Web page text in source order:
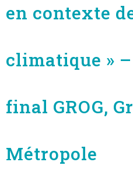
en contexte
climatique »
final GROG,
Métropole